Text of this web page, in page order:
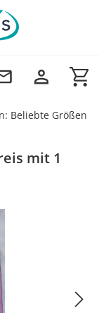
Beliebte Größen
mit 1